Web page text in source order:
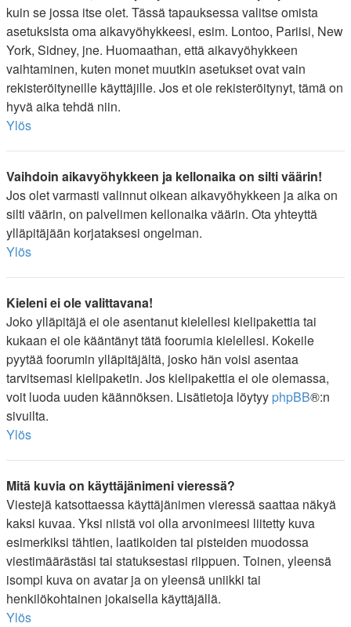
kuin se jossa itse olet. Tässä tapauksessa valitse omista
asetuksista oma aikavyöhykkeesi, esim. Lontoo, Pariisi, New
York, Sidney, jne. Huomaathan, että aikavyöhykkeen
vaihtaminen, kuten monet muutkin asetukset ovat vain
rekisteröityneille käyttäjille. Jos et ole rekisteröitynyt, tämä on
hyvä aika tehdä niin.
Ylös
Vaihdoin aikavyöhykkeen ja kellonaika on silti väärin!
Jos olet varmasti valinnut oikean aikavyöhykkeen ja aika on
silti väärin, on palvelimen kellonaika väärin. Ota yhteyttä
ylläpitäjään korjataksesi ongelman.
Ylös
Kieleni ei ole valittavana!
Joko ylläpitäjä ei ole asentanut kielellesi kielipakettia tai
kukaan ei ole kääntänyt tätä foorumia kielellesi. Kokeile
pyytää foorumin ylläpitäjältä, josko hän voisi asentaa
tarvitsemasi kielipaketin. Jos kielipakettia ei ole olemassa,
voit luoda uuden käännöksen. Lisätietoja löytyy phpBB®:n
sivuilta.
Ylös
Mitä kuvia on käyttäjänimeni vieressä?
Viestejä katsottaessa käyttäjänimen vieressä saattaa näkyä
kaksi kuvaa. Yksi niistä voi olla arvonimeesi liitetty kuva
esimerkiksi tähtien, laatikoiden tai pisteiden muodossa
viestimäärästäsi tai statuksestasi riippuen. Toinen, yleensä
isompi kuva on avatar ja on yleensä uniikki tai
henkilökohtainen jokaisella käyttäjällä.
Ylös